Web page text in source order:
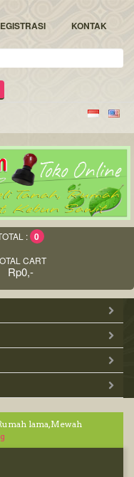
KONTAK
: 0
CART
Rp0,-
lama,Mewah